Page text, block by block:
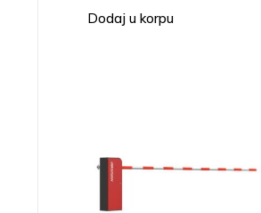
Dodaj u korpu